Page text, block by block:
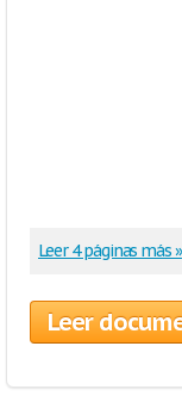
Leer 4 páginas más »
Leer